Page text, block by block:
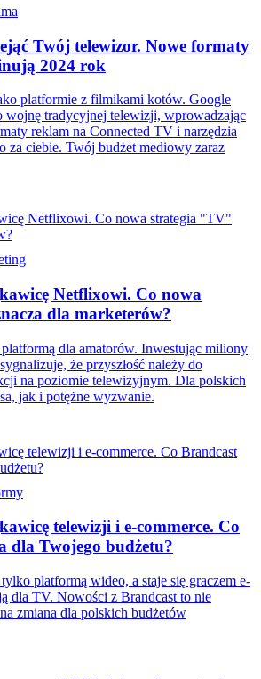
Twój telewizor. Nowe formaty
2024 rok
platformie z filmikami kotów. Google
wojnę tradycyjnej telewizji, wprowadzając
reklam na Connected TV i narzędzia
za ciebie. Twój budżet mediowy zaraz
Netflixowi. Co nowa
dla marketerów?
dla amatorów. Inwestując miliony
że przyszłość należy do
na poziomie telewizyjnym. Dla polskich
jak i potężne wyzwanie.
telewizji i e-commerce. Co
dla Twojego budżetu?
platformą wideo, a staje się graczem e-
dla TV. Nowości z Brandcast to nie
zmiana dla polskich budżetów